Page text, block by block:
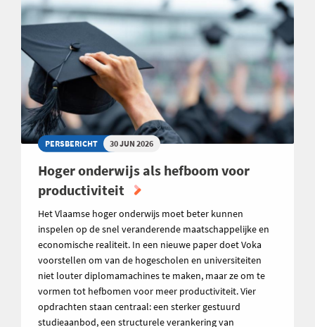
PERSBERICHT 30 JUN 2026
Hoger onderwijs als hefboom voor
productiviteit
Het Vlaamse hoger onderwijs moet beter kunnen
inspelen op de snel veranderende maatschappelijke en
economische realiteit. In een nieuwe paper doet Voka
voorstellen om van de hogescholen en universiteiten
niet louter diplomamachines te maken, maar ze om te
vormen tot hefbomen voor meer productiviteit. Vier
opdrachten staan centraal: een sterker gestuurd
studieaanbod, een structurele verankering van